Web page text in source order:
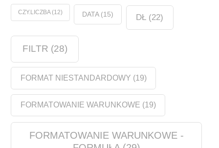
CZY.LICZBA(12) DATA(15) DŁ (22)
FILTR (28)
FORMAT NIESTANDARDOWY (19)
FORMATOWANIE WARUNKOWE (19)
FORMATOWANIE WARUNKOWE -